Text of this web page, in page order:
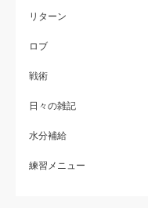
リターン
ロブ
戦術
日々の雑記
水分補給
練習メニュー